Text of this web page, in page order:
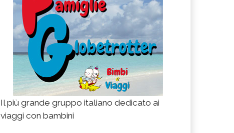
Il più grande gruppo italiano dedicato ai
viaggi con bambini